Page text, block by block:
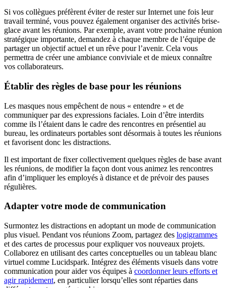
Si vos collègues préfèrent éviter de rester sur Internet une fois leur
travail terminé, vous pouvez également organiser des activités brise-
glace avant les réunions. Par exemple, avant votre prochaine réunion
stratégique importante, demandez à chaque membre de l’équipe de
partager un objectif actuel et un rêve pour l’avenir. Cela vous
permettra de créer une ambiance conviviale et de mieux connaître
vos collaborateurs.
Établir des règles de base pour les réunions
Les masques nous empêchent de nous « entendre » et de
communiquer par des expressions faciales. Loin d’être interdits
comme ils l’étaient dans le cadre des rencontres en présentiel au
bureau, les ordinateurs portables sont désormais à toutes les réunions
et favorisent donc les distractions.
Il est important de fixer collectivement quelques règles de base avant
les réunions, de modifier la façon dont vous animez les rencontres
afin d’impliquer les employés à distance et de prévoir des pauses
régulières.
Adapter votre mode de communication
Surmontez les distractions en adoptant un mode de communication
plus visuel. Pendant vos réunions Zoom, partagez des logigrammes
et des cartes de processus pour expliquer vos nouveaux projets.
Collaborez en utilisant des cartes conceptuelles ou un tableau blanc
virtuel comme Lucidspark. Intégrez des éléments visuels dans votre
communication pour aider vos équipes à coordonner leurs efforts et
agir rapidement, en particulier lorsqu’elles sont réparties dans